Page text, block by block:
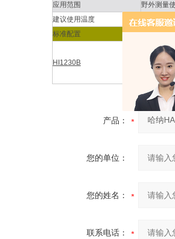
应用范围
野外测量
建议使用温度
20 to 40℃
标准配置
HI1230B
塑胶复合
哈纳
产品：
您的单位：
您的姓名：
联系电话：